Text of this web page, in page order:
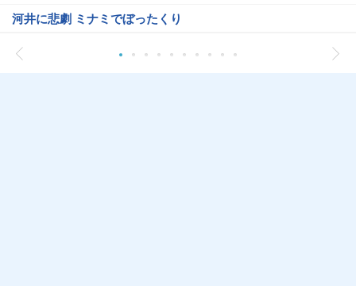
河井に悲劇 ミナミでぼったくり